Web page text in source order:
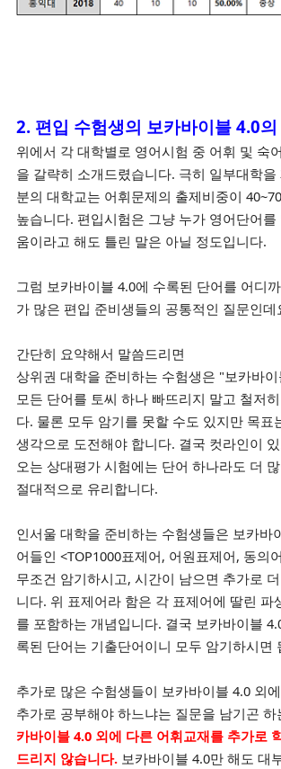
2. 편입 수험생의 보카바이블 4.0
위에서 각 대학별로 영어시험 중 어휘 및 숙
을 갈략히 소개드렸습니다. 극히 일부대학
분의 대학교는 어휘문제의 출제비중이
높습니다. 편입시험은 그냥 누가 영어단어
움이라고 해도 틀린 말은 아닐 정도입니다.
그럼 보카바이블 4.0에 수록된 단어를 어디
가 많은 편입 준비생들의 공통적인 질문인데
간단히 요약해서 말씀드리면
상위권 대학을 준비하는 수험생은 "보카바
모든 단어를 토씨 하나 빠뜨리지 말고 철저
다. 물론 모두 암기를 못할 수도 있지만 목표
생각으로 도전해야 합니다. 결국 컷라인이
오는 상대평가 시험에는 단어 하나라도 더
절대적으로 유리합니다.
인서울 대학을 준비하는 수험생들은 보카바
어들인 <TOP1000표제어, 어원표제어, 동의
무조건 암기하시고, 시간이 남으면 추가로
니다. 위 표제어라 함은 각 표제어에 딸린 파
를 포함하는 개념입니다. 결국 보카바이블
록된 단어는 기출단어이니 모두 암기하시면
추가로 많은 수험생들이 보카바이블 4.0 외
추가로 공부해야 하느냐는 질문을 남기곤 하
카바이블 4.0 외에 다른 어휘교재를 추가로
드리지 않습니다. 보카바이블 4.0만 해도 대